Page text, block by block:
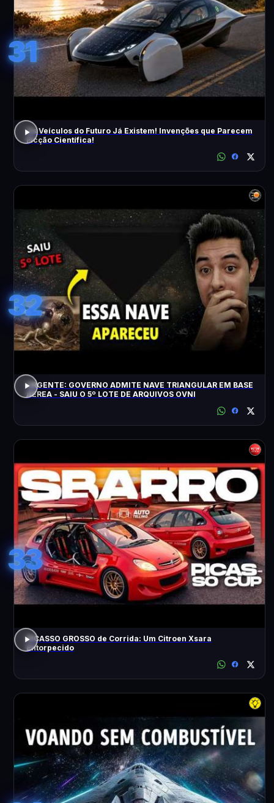
31
Os Veículos do Futuro Já Existem! Invenções que Parecem
Ficção Científica!
32
URGENTE: GOVERNO ADMITE NAVE TRIANGULAR EM BASE
AÉREA - SAIU O 5º LOTE DE ARQUIVOS OVNI
33
PICASSO GROSSO de Corrida: Um Citroen Xsara
Entorpecido